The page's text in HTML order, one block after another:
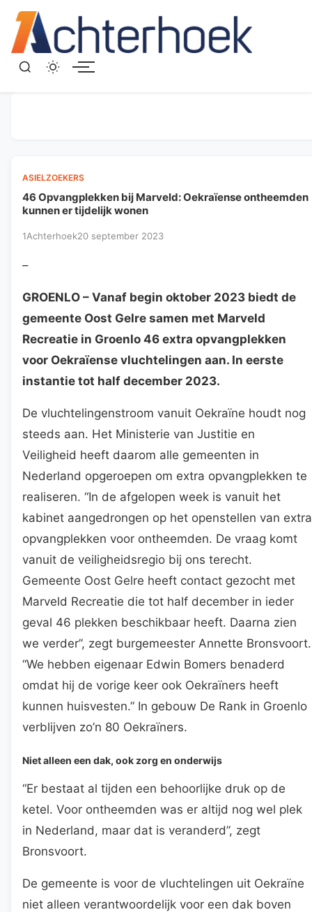
ASIELZOEKERS
46 Opvangplekken bij Marveld: Oekraïense ontheemden
kunnen er tijdelijk wonen
1Achterhoek20 september 2023
–
GROENLO – Vanaf begin oktober 2023 biedt de
gemeente Oost Gelre samen met Marveld
Recreatie in Groenlo 46 extra opvangplekken
voor Oekraïense vluchtelingen aan. In eerste
instantie tot half december 2023.
De vluchtelingenstroom vanuit Oekraïne houdt nog
steeds aan. Het Ministerie van Justitie en
Veiligheid heeft daarom alle gemeenten in
Nederland opgeroepen om extra opvangplekken te
realiseren. “In de afgelopen week is vanuit het
kabinet aangedrongen op het openstellen van extra
opvangplekken voor ontheemden. De vraag komt
vanuit de veiligheidsregio bij ons terecht.
Gemeente Oost Gelre heeft contact gezocht met
Marveld Recreatie die tot half december in ieder
geval 46 plekken beschikbaar heeft. Daarna zien
we verder”, zegt burgemeester Annette Bronsvoort.
“We hebben eigenaar Edwin Bomers benaderd
omdat hij de vorige keer ook Oekraïners heeft
kunnen huisvesten.” In gebouw De Rank in Groenlo
verblijven zo’n 80 Oekraïners.
Niet alleen een dak, ook zorg en onderwijs
“Er bestaat al tijden een behoorlijke druk op de
ketel. Voor ontheemden was er altijd nog wel plek
in Nederland, maar dat is veranderd”, zegt
Bronsvoort.
De gemeente is voor de vluchtelingen uit Oekraïne
niet alleen verantwoordelijk voor een dak boven